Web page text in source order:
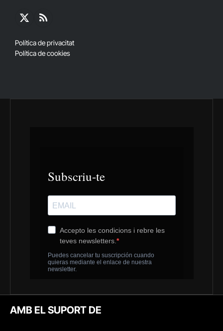
X
RSS
Política de privacitat
Política de cookies
AMB EL SUPORT DE